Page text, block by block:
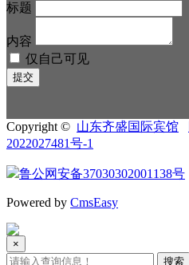
标题
内容
仅自己可见
Copyright © 山东齐盛国际宾馆
2022027481号-1
鲁公网安备37030302001138号
Powered by CmsEasy
×
搜索